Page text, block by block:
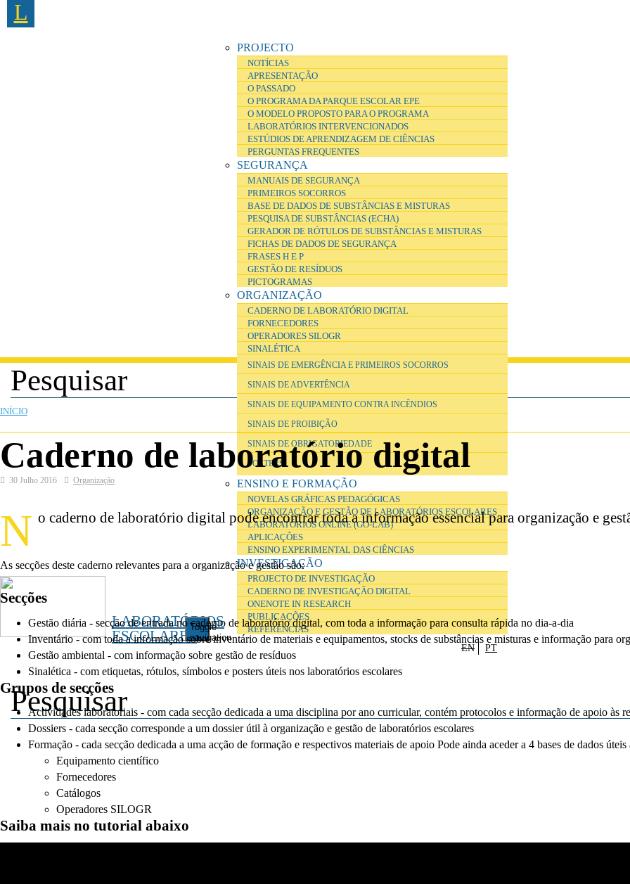
Passar para o conteúdo principal
L
LABORATÓRIOS
ESCOLARES
Toggle
navigation
PROJECTO
NOTÍCIAS
APRESENTAÇÃO
O PASSADO
O PROGRAMA DA PARQUE ESCOLAR EPE
O MODELO PROPOSTO PARA O PROGRAMA
LABORATÓRIOS INTERVENCIONADOS
ESTÚDIOS DE APRENDIZAGEM DE CIÊNCIAS
PERGUNTAS FREQUENTES
SEGURANÇA
MANUAIS DE SEGURANÇA
PRIMEIROS SOCORROS
BASE DE DADOS DE SUBSTÂNCIAS E MISTURAS
PESQUISA DE SUBSTÂNCIAS (ECHA)
GERADOR DE RÓTULOS DE SUBSTÂNCIAS E MISTURAS
FICHAS DE DADOS DE SEGURANÇA
FRASES H E P
GESTÃO DE RESÍDUOS
PICTOGRAMAS
ORGANIZAÇÃO
CADERNO DE LABORATÓRIO DIGITAL
FORNECEDORES
OPERADORES SILOGR
SINALÉTICA
SINAIS DE EMERGÊNCIA E PRIMEIROS SOCORROS
SINAIS DE ADVERTÊNCIA
SINAIS DE EQUIPAMENTO CONTRA INCÊNDIOS
SINAIS DE PROIBIÇÃO
SINAIS DE OBRIGATORIEDADE
POSTERS
ENSINO E FORMAÇÃO
NOVELAS GRÁFICAS PEDAGÓGICAS
ORGANIZAÇÃO E GESTÃO DE LABORATÓRIOS ESCOLARES
LABORATÓRIOS ONLINE (GO-LAB)
APLICAÇÕES
ENSINO EXPERIMENTAL DAS CIÊNCIAS
INVESTIGAÇÃO
PROJECTO DE INVESTIGAÇÃO
CADERNO DE INVESTIGAÇÃO DIGITAL
ONENOTE IN RESEARCH
PUBLICAÇÕES
REFERÊNCIAS
EN PT
ESTÁ AQUI
INÍCIO
Caderno de laboratório digital
30 Julho 2016 Organização
N o caderno de laboratório digital pode encontrar toda a informação essencial para organização e
As secções deste caderno relevantes para a organização e gestão são:
Secções
Gestão diária - secção de entrada no caderno de laboratório digital, com toda a informação para consulta rápida no dia-a-dia
Inventário - com toda a informação sobre inventário de materiais e equipamentos, stocks de substâncias e misturas e informação para
Gestão ambiental - com informação sobre gestão de resíduos
Sinalética - com etiquetas, rótulos, símbolos e posters úteis nos laboratórios escolares
Grupos de secções
Actividades laboratoriais - com cada secção dedicada a uma disciplina por ano curricular, contém protocolos e informação de apoio às
Dossiers - cada secção corresponde a um dossier útil à organização e gestão de laboratórios escolares
Formação - cada secção dedicada a uma acção de formação e respectivos materiais de apoio Pode ainda aceder a 4 bases de dados úteis
Equipamento científico
Fornecedores
Catálogos
Operadores SILOGR
Saiba mais no tutorial abaixo